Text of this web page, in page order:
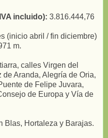
incluido): 3.816.444,76
(inicio abril / fin diciembre)
m.
calles Virgen del
Aranda, Alegría de Oria,
de Felipe Juvara,
de Europa y Vía de
Blas, Hortaleza y Barajas.